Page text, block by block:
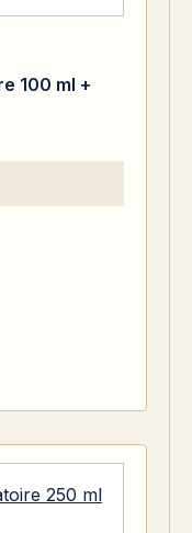
100 ml +